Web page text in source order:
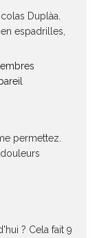
Duplàa.
espadrilles,
permettez.
? Cela fait 9